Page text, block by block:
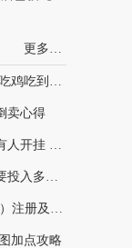
更多…
到饱！
卖心得
比例最低
以回本分析
安装教程
加点攻略